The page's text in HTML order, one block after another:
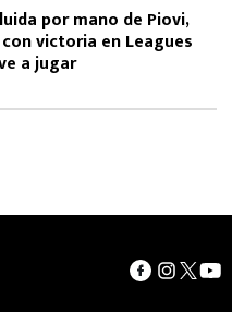
por mano de Piovi,
victoria en Leagues
a jugar